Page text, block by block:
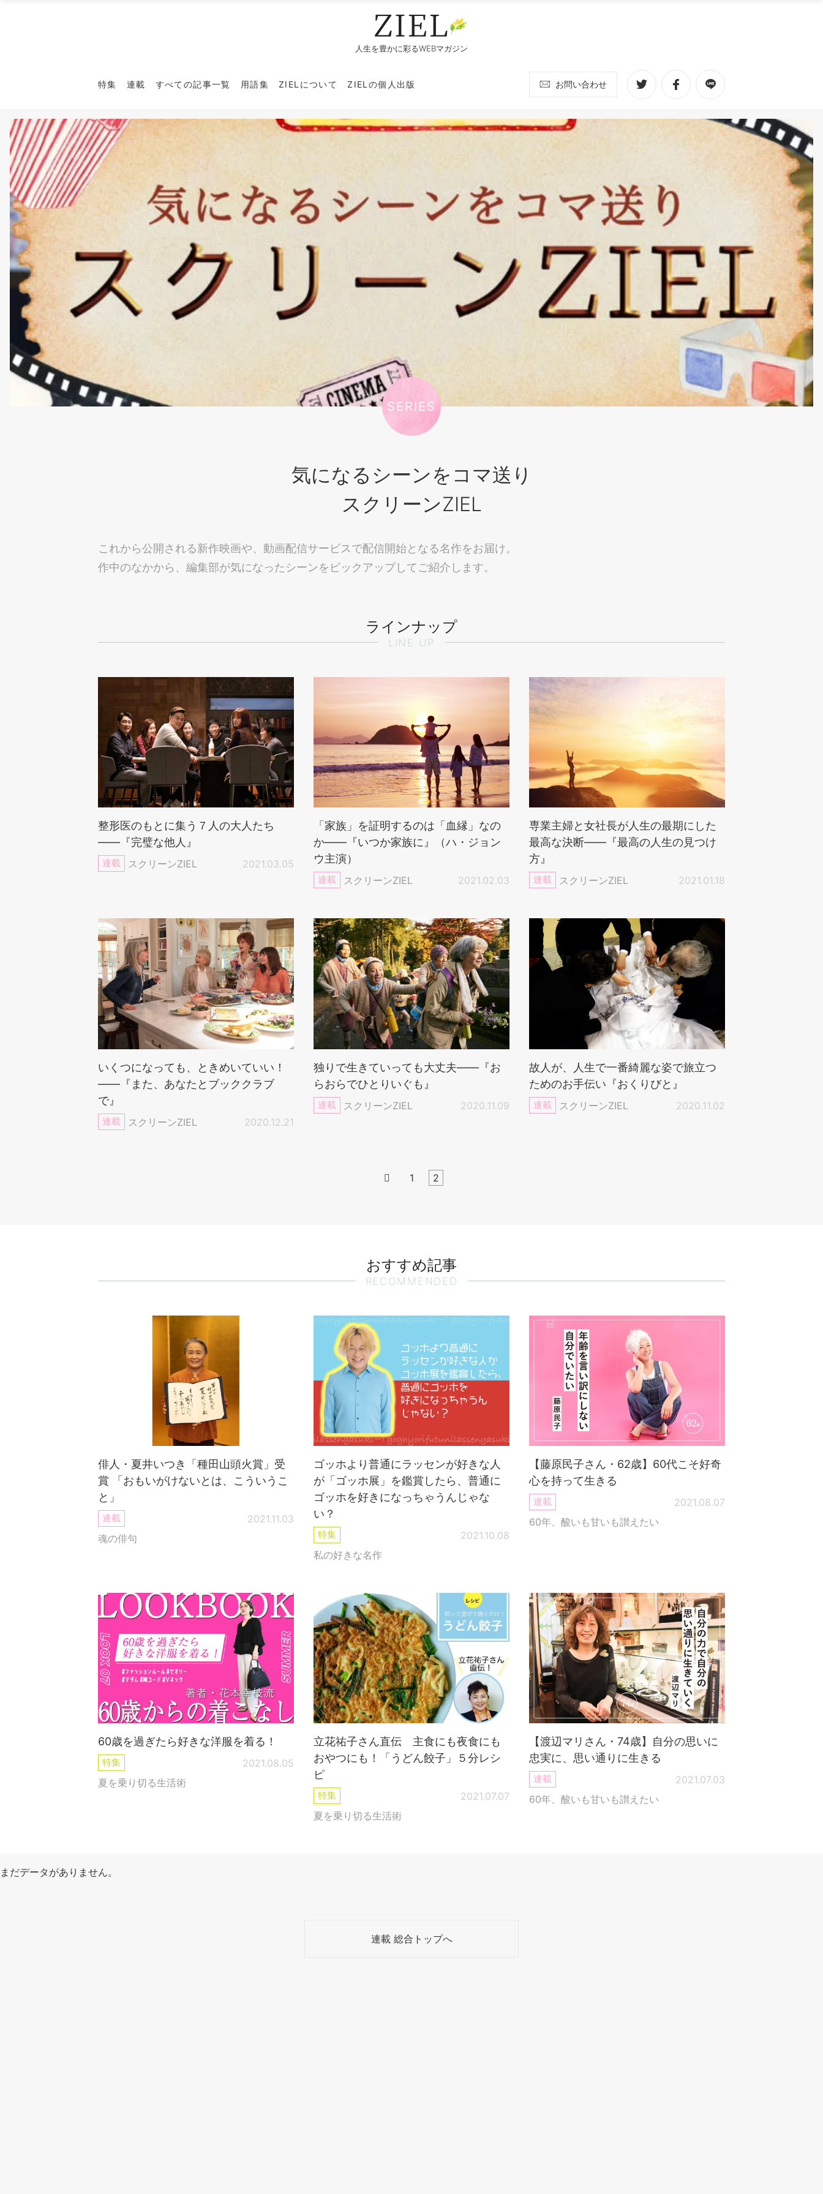
人生を豊かに彩るWEBマガジン
特集 連載 すべての記事一覧 用語集 ZIELについて ZIELの個人出版 お問い合わせ
SERIES
気になるシーンをコマ送り
スクリーンZIEL
これから公開される新作映画や、動画配信サービスで配信開始となる名作をお届け。
作中のなかから、編集部が気になったシーンをピックアップしてご紹介します。
ラインナップ
LINE UP
整形医のもとに集う７人の大人たち
——『完璧な他人』
連載 スクリーンZIEL 2021.03.05
「家族」を証明するのは「血縁」なの
か——『いつか家族に』（ハ・ジョン
ウ主演）
連載 スクリーンZIEL 2021.02.03
専業主婦と女社長が人生の最期にした
最高な決断——『最高の人生の見つけ
方』
連載 スクリーンZIEL 2021.01.18
いくつになっても、ときめいていい！
——『また、あなたとブッククラブ
で』
連載 スクリーンZIEL 2020.12.21
独りで生きていっても大丈夫——『お
らおらでひとりいぐも』
連載 スクリーンZIEL 2020.11.09
故人が、人生で一番綺麗な姿で旅立つ
ためのお手伝い『おくりびと』
連載 スクリーンZIEL 2020.11.02
 1 2
おすすめ記事
RECOMMENDED
俳人・夏井いつき「種田山頭火賞」受
賞 「おもいがけないとは、こういうこ
と」
連載
魂の俳句
2021.11.03
ゴッホより普通にラッセンが好きな人
が「ゴッホ展」を鑑賞したら、普通に
ゴッホを好きになっちゃうんじゃな
い？
特集
私の好きな名作
2021.10.08
【藤原民子さん・62歳】60代こそ好奇
心を持って生きる
連載
60年、酸いも甘いも讃えたい
2021.08.07
60歳を過ぎたら好きな洋服を着る！
特集
夏を乗り切る生活術
2021.08.05
立花祐子さん直伝 主食にも夜食にも
おやつにも！「うどん餃子」５分レシ
ピ
特集
夏を乗り切る生活術
2021.07.07
【渡辺マリさん・74歳】自分の思いに
忠実に、思い通りに生きる
連載
60年、酸いも甘いも讃えたい
2021.07.03
まだデータがありません。
連載 総合トップへ